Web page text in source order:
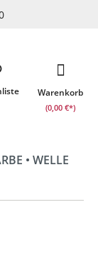
Warenkorb
(0,00 €*)
• WELLE